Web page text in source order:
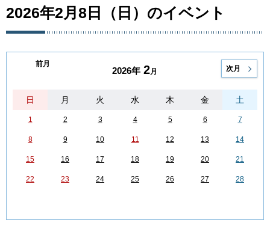
2026年2月8日（日）のイベント
前月
2026年 2月 次月
日 月 火 水 木 金 土
1 2 3 4 5 6 7
8 9 10 11 12 13 14
15 16 17 18 19 20 21
22 23 24 25 26 27 28